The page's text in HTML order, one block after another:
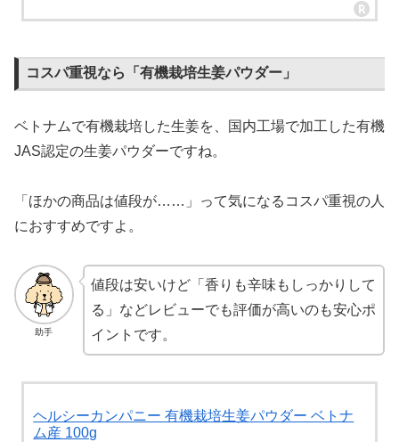
コスパ重視なら「有機栽培生姜パウダー」
ベトナムで有機栽培した生姜を、国内工場で加工した有機
JAS認定の生姜パウダーですね。
「ほかの商品は値段が……」って気になるコスパ重視の人
におすすめですよ。
助手
値段は安いけど「香りも辛味もしっかりして
る」などレビューでも評価が高いのも安心ポ
イントです。
ヘルシーカンパニー 有機栽培生姜パウダー ベトナ
ム産 100g